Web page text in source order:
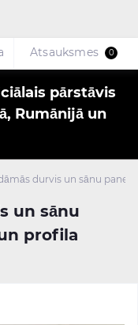
pārstāvis
Rumānijā un
durvis un sānu
un sānu
profila
Atsauksmes 0